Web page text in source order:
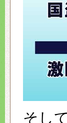
そし